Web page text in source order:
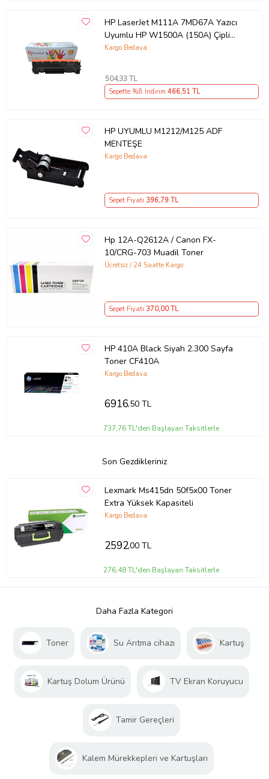
HP LaserJet M111A 7MD67A Yazıcı
Uyumlu HP W1500A (150A) Çipli
Muadil Toner (Siyah)
Kargo Bedava
504,33 TL
Sepette %8 İndirim 466,51 TL
HP UYUMLU M1212/M125 ADF
MENTEŞE
Kargo Bedava
Sepet Fiyatı 396,79 TL
Hp 12A-Q2612A / Canon FX-
10/CRG-703 Muadil Toner
Ücretsiz / 24 Saatte Kargo
Sepet Fiyatı 370,00 TL
HP 410A Black Siyah 2.300 Sayfa
Toner CF410A
Kargo Bedava
6916,50 TL
737,76 TL'den Başlayan Taksitlerle
Son Gezdikleriniz
Lexmark Ms415dn 50f5x00 Toner
Extra Yüksek Kapasiteli
Kargo Bedava
2592,00 TL
276,48 TL'den Başlayan Taksitlerle
Daha Fazla Kategori
Toner Su Arıtma cihazı Kartuş
Kartuş Dolum Ürünü TV Ekran Koruyucu
Tamir Gereçleri
Kalem Mürekkepleri ve Kartuşları